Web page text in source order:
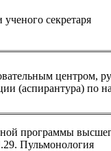
секретаря
центром,
(аспирантура) по
программы
Пульмонология